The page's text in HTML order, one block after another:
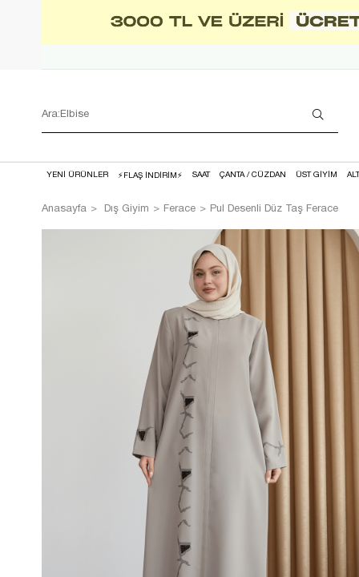
YENİ ÜRÜNLER ⚡FLAŞ İNDİRİM⚡ SAAT ÇANTA / CÜZDAN ÜST GİYİM
Anasayfa Dış Giyim Ferace Pul Desenli Düz Taş Ferace